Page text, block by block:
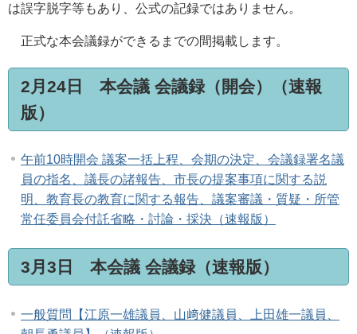
は誤字脱字等もあり、公式の記録ではありません。
正式な本会議録ができるまでの間掲載します。
2月24日 本会議 会議録（開会）（速報
版）
午前10時開会 議案一括上程、会期の決定、会議録署名議
員の指名、議長の諸報告、市長の提案事項に関する説
明、教育長の教育に関する報告、議案審議・質疑・所管
常任委員会付託省略・討論・採決（速報版）
3月3日 本会議 会議録（速報版）
一般質問【江原一雄議員、山﨑健議員、上田雄一議員、